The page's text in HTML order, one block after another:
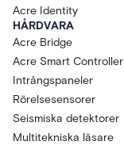
Acre Identity
HÅRDVARA
Acre Bridge
Acre Smart Controller
Intrångspaneler
Rörelsesensorer
Seismiska detektorer
Multitekniska läsare